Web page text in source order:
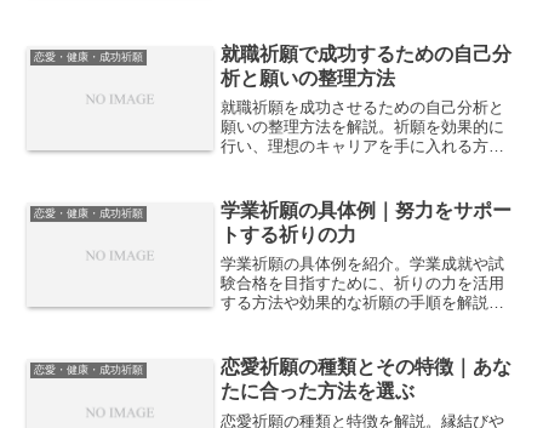
恋愛・健康・成功祈願
就職祈願で成功するための自己分
析と願いの整理方法
就職祈願を成功させるための自己分析と
願いの整理方法を解説。祈願を効果的に
行い、理想のキャリアを手に入れる方法
恋愛・健康・成功祈願
学業祈願の具体例｜努力をサポー
トする祈りの力
学業祈願の具体例を紹介。学業成就や試
験合格を目指すために、祈りの力を活用
する方法や効果的な祈願の手順を解説し
恋愛・健康・成功祈願
恋愛祈願の種類とその特徴｜あな
たに合った方法を選ぶ
恋愛祈願の種類と特徴を解説。縁結びや